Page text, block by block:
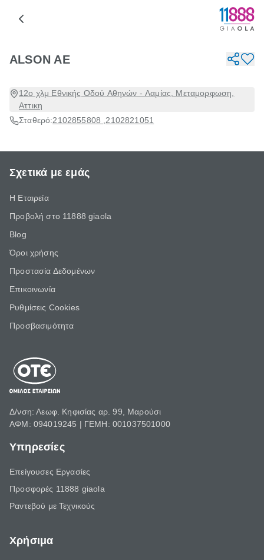
ALSON AE
12ο χλμ Εθνικής Οδού Αθηνών - Λαμίας, Μεταμορφωση,
Αττικη
Σταθερό:2102855808 2102821051
Σχετικά με εμάς
Η Εταιρεία
Προβολή στο 11888 giaola
Blog
Όροι χρήσης
Προστασία Δεδομένων
Επικοινωνία
Ρυθμίσεις Cookies
Προσβασιμότητα
Δ/νση: Λεωφ. Κηφισίας αρ. 99, Μαρούσι
ΑΦΜ: 094019245 | ΓΕΜΗ: 001037501000
Υπηρεσίες
Επείγουσες Εργασίες
Προσφορές 11888 giaola
Ραντεβού με Τεχνικούς
Χρήσιμα